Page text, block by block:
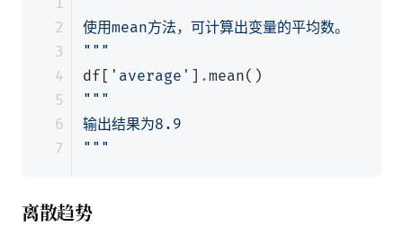
"""
df [ 'average' ] .mean()
"""
离散趋势